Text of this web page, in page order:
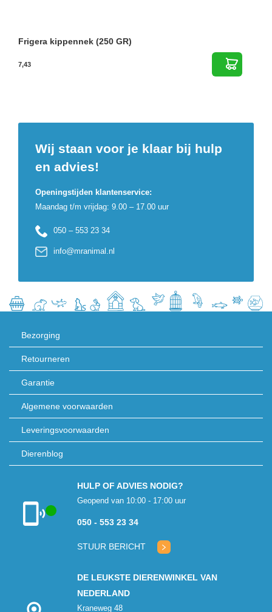
Frigera kippennek (250 GR)
7,43
Wij staan voor je klaar bij hulp
en advies!
Openingstijden klantenservice:
Maandag t/m vrijdag: 9.00 – 17.00 uur
050 – 553 23 34
info@mranimal.nl
Bezorging
Retourneren
Garantie
Algemene voorwaarden
Leveringsvoorwaarden
Dierenblog
Klantenservice
HULP OF ADVIES NODIG?
Geopend van 10:00 - 17:00 uur
050 - 553 23 34
STUUR BERICHT
DE LEUKSTE DIERENWINKEL VAN
NEDERLAND
Kraneweg 48